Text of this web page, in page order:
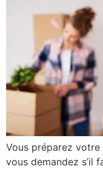
Vous préparez
vous demandez s’il